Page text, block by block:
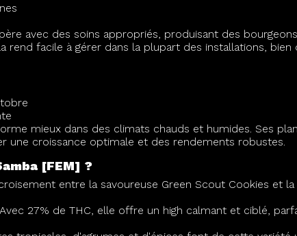
avec des soins appropriés, produisant des
rend facile à gérer dans la plupart des installations,
mieux dans des climats chauds et humides. Ses
une croissance optimale et des rendements robustes.
[FEM] ?
entre la savoureuse Green Scout Cookies et
Avec 27% de THC, elle offre un high calmant et ciblé,